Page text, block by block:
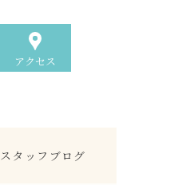
アクセス
スタッフブログ